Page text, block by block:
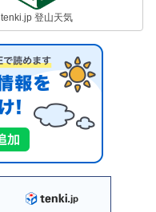
tenki.jp 登山天気